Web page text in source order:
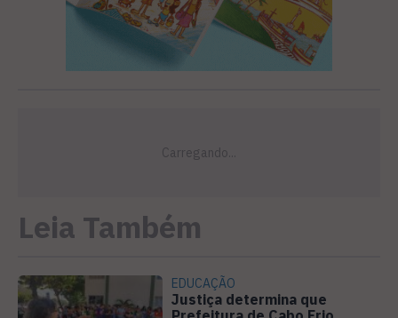
Leia Também
EDUCAÇÃO
Justiça determina que